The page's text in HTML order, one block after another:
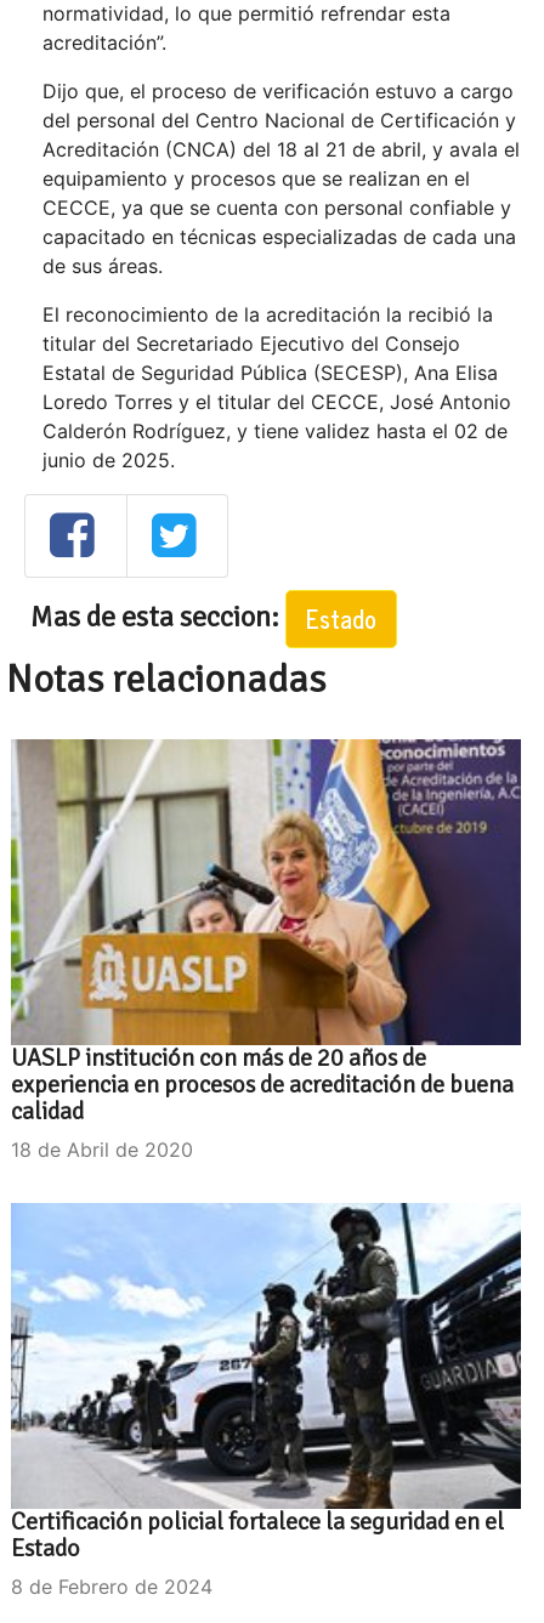
normatividad, lo que permitió refrendar esta
acreditación”.
Dijo que, el proceso de verificación estuvo a cargo
del personal del Centro Nacional de Certificación y
Acreditación (CNCA) del 18 al 21 de abril, y avala el
equipamiento y procesos que se realizan en el
CECCE, ya que se cuenta con personal confiable y
capacitado en técnicas especializadas de cada una
de sus áreas.
El reconocimiento de la acreditación la recibió la
titular del Secretariado Ejecutivo del Consejo
Estatal de Seguridad Pública (SECESP), Ana Elisa
Loredo Torres y el titular del CECCE, José Antonio
Calderón Rodríguez, y tiene validez hasta el 02 de
junio de 2025.
Mas de esta seccion: Estado
Notas relacionadas
UASLP institución con más de 20 años de
experiencia en procesos de acreditación de buena
calidad
18 de Abril de 2020
Certificación policial fortalece la seguridad en el
Estado
8 de Febrero de 2024